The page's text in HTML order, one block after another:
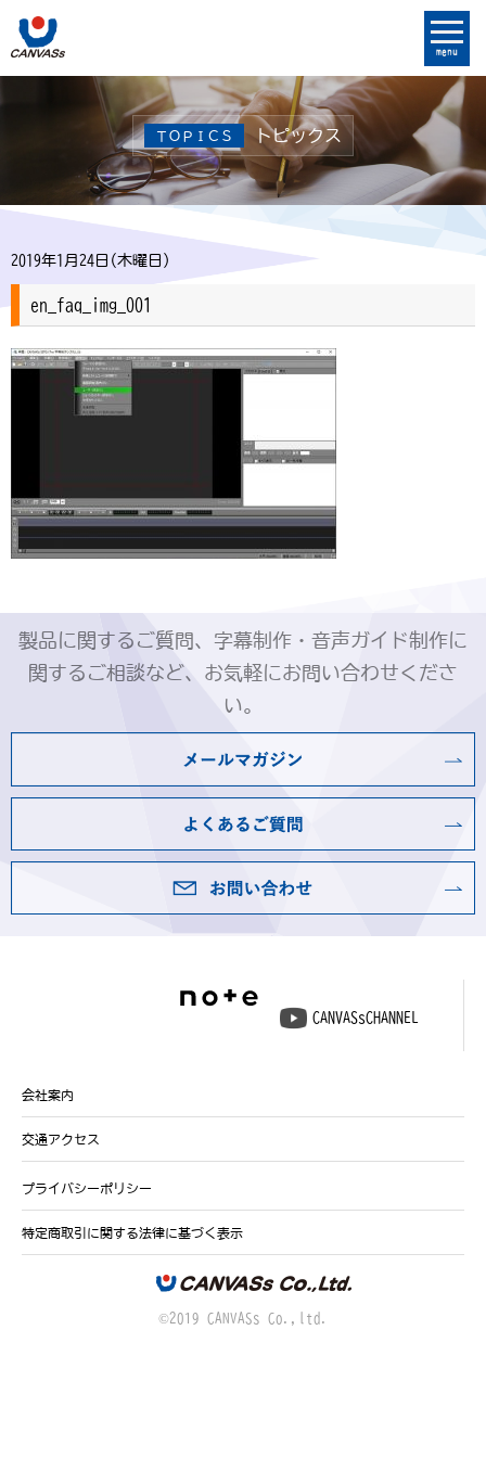
menu
ＴＯＰＩＣＳ トピックス
2019年1月24日(木曜日)
en_faq_img_001
製品に関するご質問、字幕制作・音声ガイド制作に
関するご相談など、お気軽にお問い合わせくださ
い。
CANVASsCHANNEL
会社案内
交通アクセス
プライバシーポリシー
特定商取引に関する法律に基づく表示
©2019 CANVASs Co.,ltd.